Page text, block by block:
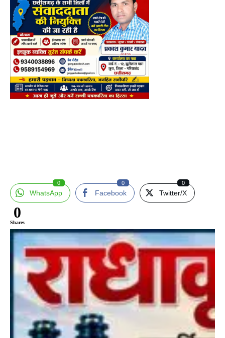
WhatsApp
0
Facebook
0
Twitter/X
0
0
Shares